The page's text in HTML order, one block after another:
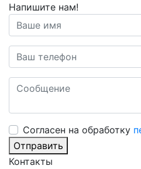
Напишите нам!
Cогласен на обработку
Отправить
Контакты